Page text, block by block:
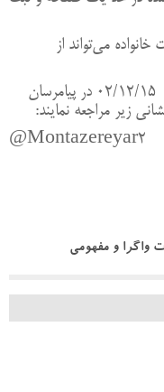
می‌تواند از
همکاران می‌توانند جهت ارسال آثار تا تاریخ 02/12/15 در پیامرسان
زیر مراجعه نمایند:
@Montazereyar2
واگرا و مفهومی